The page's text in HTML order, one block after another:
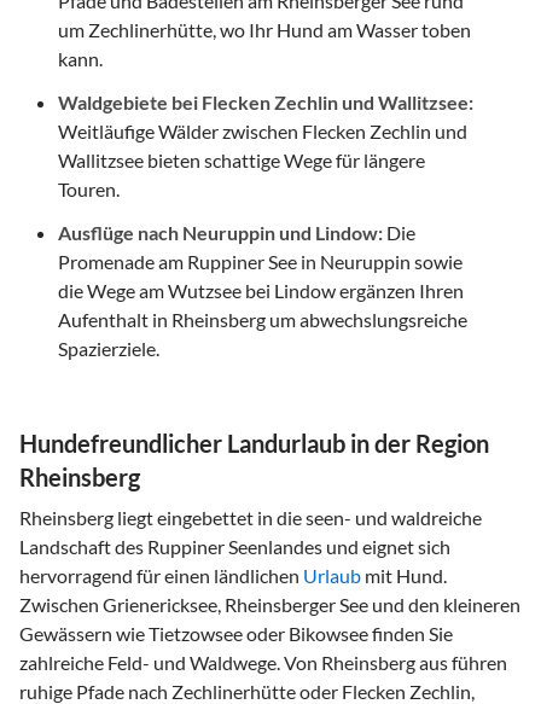
um Zechlinerhütte, wo Ihr Hund am Wasser toben
kann.
Waldgebiete bei Flecken Zechlin und Wallitzsee:
Weitläufige Wälder zwischen Flecken Zechlin und
Wallitzsee bieten schattige Wege für längere
Touren.
Ausflüge nach Neuruppin und Lindow: Die
Promenade am Ruppiner See in Neuruppin sowie
die Wege am Wutzsee bei Lindow ergänzen Ihren
Aufenthalt in Rheinsberg um abwechslungsreiche
Spazierziele.
Hundefreundlicher Landurlaub in der Region
Rheinsberg
Rheinsberg liegt eingebettet in die seen- und waldreiche
Landschaft des Ruppiner Seenlandes und eignet sich
hervorragend für einen ländlichen Urlaub mit Hund.
Zwischen Grienericksee, Rheinsberger See und den kleineren
Gewässern wie Tietzowsee oder Bikowsee finden Sie
zahlreiche Feld- und Waldwege. Von Rheinsberg aus führen
ruhige Pfade nach Zechlinerhütte oder Flecken Zechlin,